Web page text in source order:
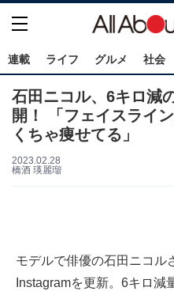
連載 ライフ グルメ 社会
石田ニコル、6キロ減
開！ 「フェイスライ
くちゃ痩せてる」
2023.02.28
橋酒 瑛麗瑠
モデルで俳優の石田ニコル
Instagramを更新。6キロ減